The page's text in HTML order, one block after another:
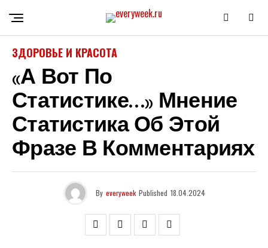
ЗДОРОВЬЕ И КРАСОТА
«а Вот По
Статистике…» Мнение
Статистика Об Этой
Фразе В Комментариях
By everyweek Published 18.04.2024